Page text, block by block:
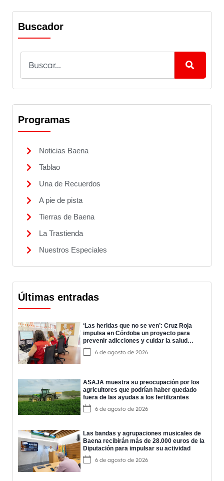
Buscador
Programas
Noticias Baena
Tablao
Una de Recuerdos
A pie de pista
Tierras de Baena
La Trastienda
Nuestros Especiales
Últimas entradas
‘Las heridas que no se ven’: Cruz Roja
impulsa en Córdoba un proyecto para
prevenir adicciones y cuidar la salud
mental
6 de agosto de 2026
ASAJA muestra su preocupación por los
agricultores que podrían haber quedado
fuera de las ayudas a los fertilizantes
6 de agosto de 2026
Las bandas y agrupaciones musicales de
Baena recibirán más de 28.000 euros de la
Diputación para impulsar su actividad
6 de agosto de 2026